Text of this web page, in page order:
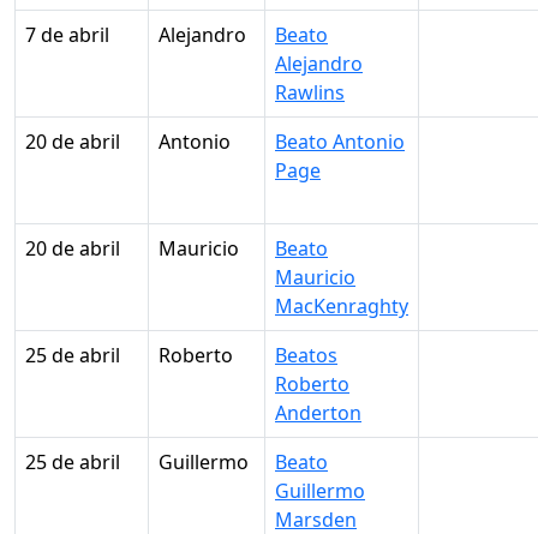
7 de abril Alejandro
Beato
Alejandro
Rawlins
20 de abril
Antonio
Beato Antonio
Page
20 de abril Mauricio
Beato
Mauricio
MacKenraghty
25 de abril
Roberto
Beatos
Roberto
Anderton
25 de abril
Guillermo
Beato
Guillermo
Marsden